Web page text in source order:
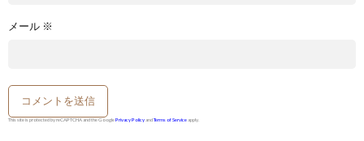
メール ※
This site is protected by reCAPTCHA and the GooglePrivacy PolicyandTerms of Serviceapply.